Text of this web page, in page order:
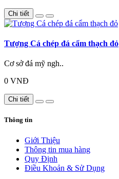
Chi tiết
Tượng Cá chép đá cẩm thạch đỏ
Cơ sở đá mỹ ngh..
0 VNĐ
Chi tiết
Thông tin
Giới Thiệu
Thông tin mua hàng
Quy Định
Điều Khoản & Sử Dụng